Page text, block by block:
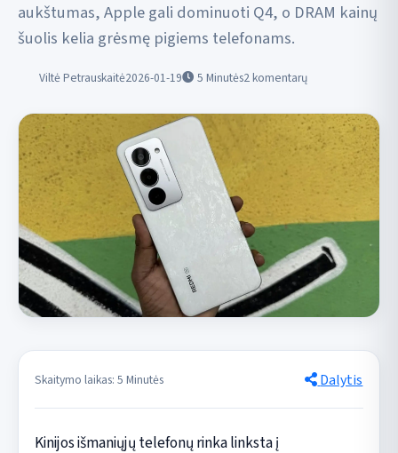
aukštumas, Apple gali dominuoti Q4, o DRAM kainų
šuolis kelia grėsmę pigiems telefonams.
Viltė Petrauskaitė2026-01-19 5 Minutės2 komentarų
Skaitymo laikas: 5 Minutės Dalytis
Kinijos išmaniųjų telefonų rinka linksta į